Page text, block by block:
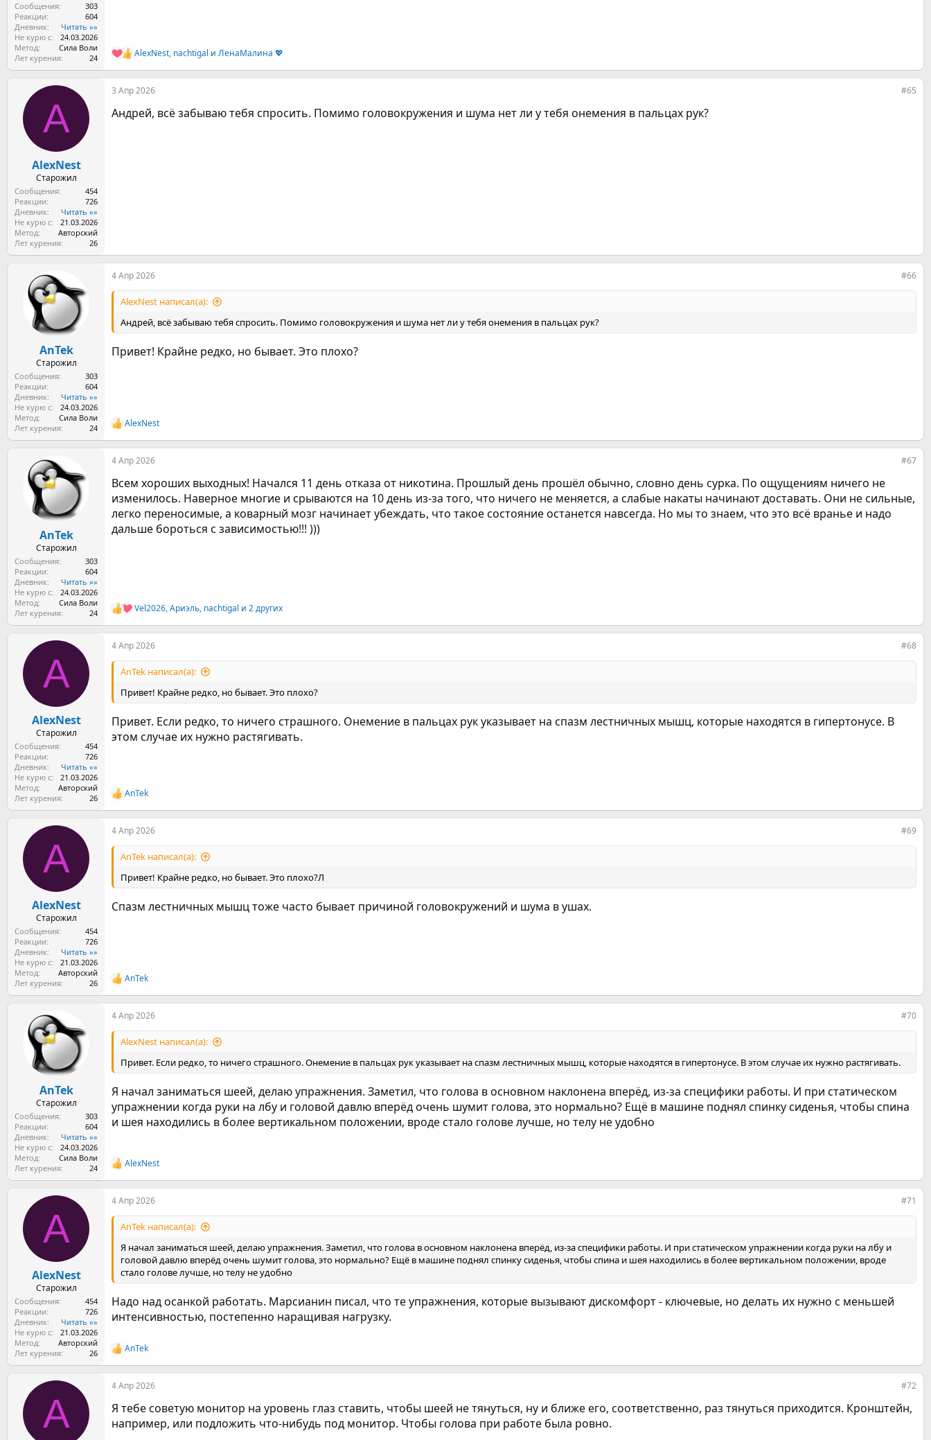
Сообщения
303
Реакции
604
Дневник
Читать »»
Не курю с
24.03.2026
Метод
Сила Воли
Лет курения
24
Р
е
а
к
и
AlexNest, nachtigal и ЛенаМалина 💖
A
AlexNest
Старожил
Сообщения
454
Реакции
726
Дневник
Читать »»
Не курю с
21.03.2026
Метод
Авторский
Лет курения
26
3 Апр 2026 #65
Андрей, всё забываю тебя спросить. Помимо головокружения и шума нет ли у тебя онемения в пальцах рук?
AnTek
Старожил
Сообщения
303
Реакции
604
Дневник
Читать »»
Не курю с
24.03.2026
Метод
Сила Воли
Лет курения
24
4 Апр 2026 #66
AlexNest написал(а):
Андрей, всё забываю тебя спросить. Помимо головокружения и шума нет ли у тебя онемения в пальцах рук?
Привет! Крайне редко, но бывает. Это плохо?
Р
е
а
к
и
и
:
AlexNest
AnTek
Старожил
Сообщения
303
Реакции
604
Дневник
Читать »»
Не курю с
24.03.2026
Метод
Сила Воли
Лет курения
24
4 Апр 2026 #67
Всем хороших выходных! Начался 11 день отказа от никотина. Прошлый день прошёл обычно, словно день сурка. По ощущениям ничего не
изменилось. Наверное многие и срываются на 10 день из-за того, что ничего не меняется, а слабые накаты начинают доставать. Они не сильные,
легко переносимые, а коварный мозг начинает убеждать, что такое состояние останется навсегда. Но мы то знаем, что это всё вранье и надо
дальше бороться с зависимостью!!! )))
Р
е
а
к
Vel2026,Ариэль, nachtigal и 2 других
A
AlexNest
Старожил
Сообщения
454
Реакции
726
Дневник
Читать »»
Не курю с
21.03.2026
Метод
Авторский
Лет курения
26
4 Апр 2026 #68
AnTek написал(а):
Привет! Крайне редко, но бывает. Это плохо?
Привет. Если редко, то ничего страшного. Онемение в пальцах рук указывает на спазм лестничных мышц, которые находятся в гипертонусе. В
этом случае их нужно растягивать.
Р
е
а
к
AnTek
A
AlexNest
Старожил
Сообщения
454
Реакции
726
Дневник
Читать »»
Не курю с
21.03.2026
Метод
Авторский
Лет курения
26
4 Апр 2026 #69
AnTek написал(а):
Привет! Крайне редко, но бывает. Это плохо?Л
Спазм лестничных мышц тоже часто бывает причиной головокружений и шума в ушах.
Р
е
а
к
AnTek
AnTek
Старожил
Сообщения
303
Реакции
604
Дневник
Читать »»
Не курю с
24.03.2026
Метод
Сила Воли
Лет курения
24
4 Апр 2026 #70
AlexNest написал(а):
Привет. Если редко, то ничего страшного. Онемение в пальцах рук указывает на спазм лестничных мышц, которые находятся в гипертонусе. В этом случае их нужно растягивать.
Я начал заниматься шеей, делаю упражнения. Заметил, что голова в основном наклонена вперёд, из-за специфики работы. И при статическом
упражнении когда руки на лбу и головой давлю вперёд очень шумит голова, это нормально? Ещё в машине поднял спинку сиденья, чтобы спина
и шея находились в более вертикальном положении, вроде стало голове лучше, но телу не удобно
Р
е
а
к
AlexNest
A
AlexNest
Старожил
Сообщения
454
Реакции
726
Дневник
Читать »»
Не курю с
21.03.2026
Метод
Авторский
Лет курения
26
4 Апр 2026 #71
AnTek написал(а):
Я начал заниматься шеей, делаю упражнения. Заметил, что голова в основном наклонена вперёд, из-за специфики работы. И при статическом упражнении когда руки на лбу и
головой давлю вперёд очень шумит голова, это нормально? Ещё в машине поднял спинку сиденья, чтобы спина и шея находились в более вертикальном положении, вроде
стало голове лучше, но телу не удобно
Надо над осанкой работать. Марсианин писал, что те упражнения, которые вызывают дискомфорт - ключевые, но делать их нужно с меньшей
интенсивностью, постепенно наращивая нагрузку.
Р
е
а
к
и
и
:
AnTek
A
4 Апр 2026 #72
Я тебе советую монитор на уровень глаз ставить, чтобы шеей не тянуться, ну и ближе его, соответственно, раз тянуться приходится. Кронштейн,
например, или подложить что-нибудь под монитор. Чтобы голова при работе была ровно.